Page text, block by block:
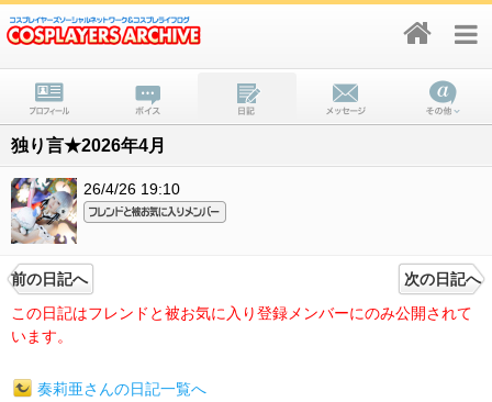
独り言★2026年4月
26/4/26 19:10
前の日記へ
次の日記へ
この日記はフレンドと被お気に入り登録メンバーにのみ公開されて
います。
奏莉亜さんの日記一覧へ